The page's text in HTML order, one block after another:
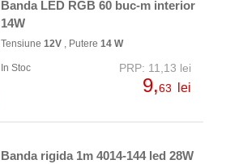
Banda LED RGB 60 buc-m interior
14W
Tensiune 12V , Putere 14 W
In Stoc PRP: 11,13 lei
9,63 lei
Banda rigida 1m 4014-144 led 28W